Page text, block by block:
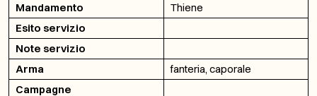
Mandamento
Thiene
Esito servizio
Note servizio
Arma
fanteria, caporale
Campagne